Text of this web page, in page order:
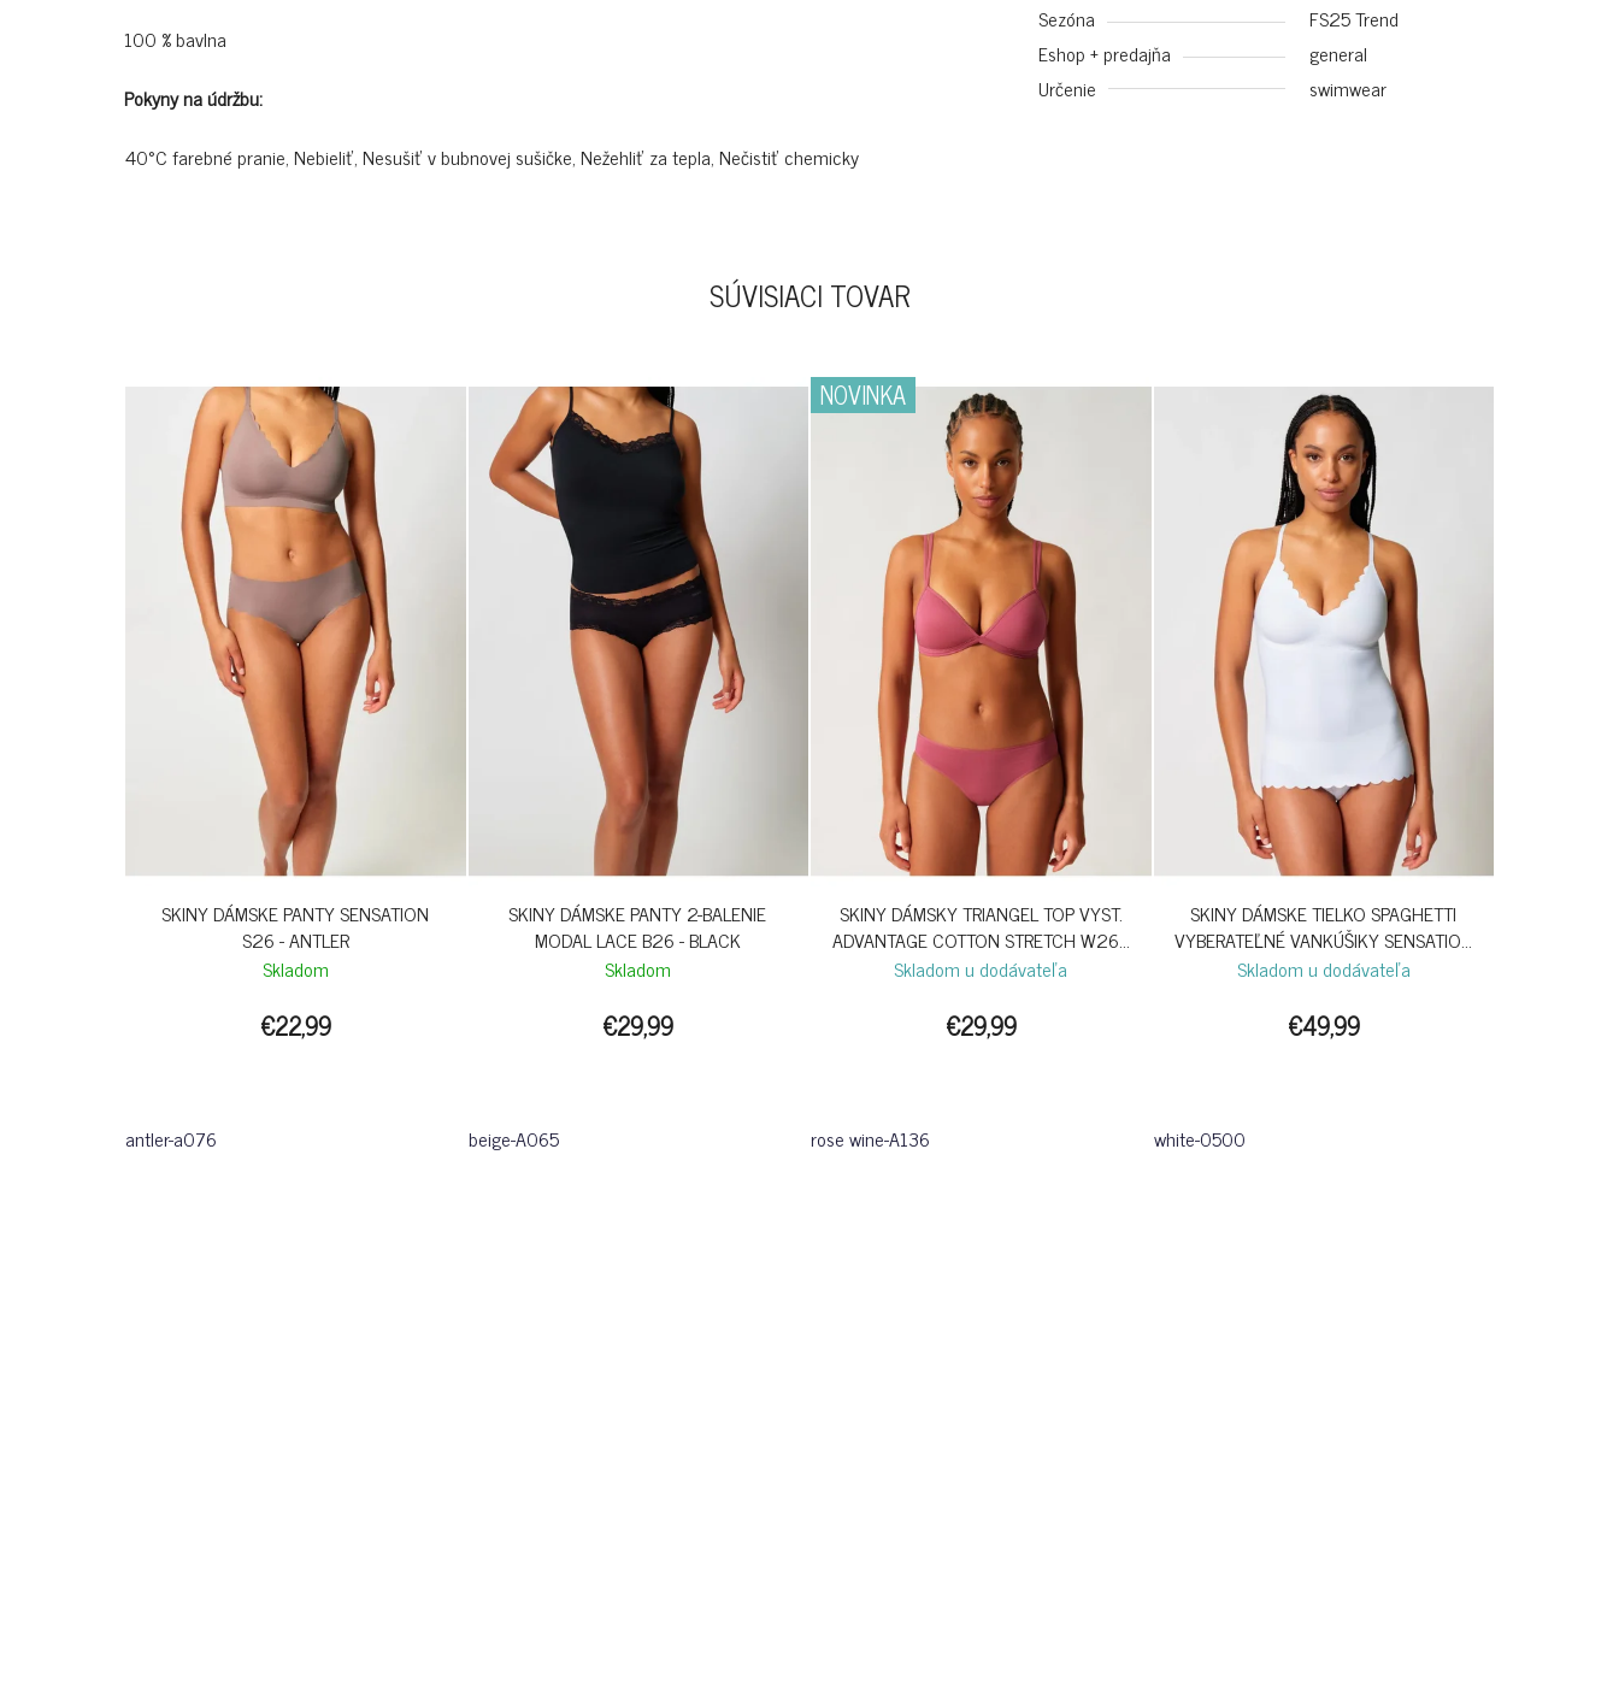
100 % bavlna
Pokyny na údržbu:
40°C farebné pranie, Nebieliť, Nesušiť v bubnovej sušičke, Nežehliť za tepla, Nečistiť chemicky
Sezóna
FS25 Trend
Eshop + predajňa
general
Určenie
swimwear
SÚVISIACI TOVAR
SKINY DÁMSKE PANTY SENSATION
S26 - ANTLER
Skladom
€22,99
antler-a076
SKINY DÁMSKE PANTY 2-BALENIE
MODAL LACE B26 - BLACK
Skladom
€29,99
beige-A065
NOVINKA
SKINY DÁMSKY TRIANGEL TOP VYST.
ADVANTAGE COTTON STRETCH W26 -
ROSE WINE
Skladom u dodávateľa
€29,99
rose wine-A136
SKINY DÁMSKE TIELKO SPAGHETTI
VYBERATEĽNÉ VANKÚŠIKY SENSATION
B26 - WHITE
Skladom u dodávateľa
€49,99
white-0500